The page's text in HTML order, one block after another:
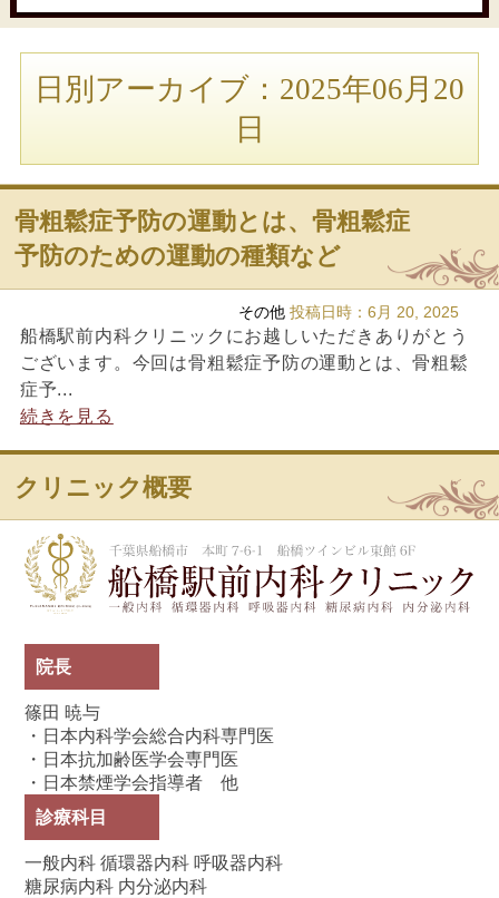
日別アーカイブ：2025年06月20
日
骨粗鬆症予防の運動とは、骨粗鬆症
予防のための運動の種類など
その他 投稿日時：6月 20, 2025
船橋駅前内科クリニックにお越しいただきありがとう
ございます。今回は骨粗鬆症予防の運動とは、骨粗鬆
症予...
続きを見る
クリニック概要
院長
篠田 暁与
・日本内科学会総合内科専門医
・日本抗加齢医学会専門医
・日本禁煙学会指導者 他
診療科目
一般内科 循環器内科 呼吸器内科
糖尿病内科 内分泌内科